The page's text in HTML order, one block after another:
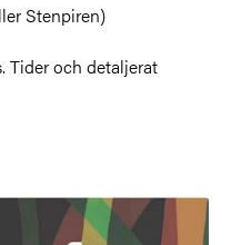
Stenpiren)
Tider och detaljerat